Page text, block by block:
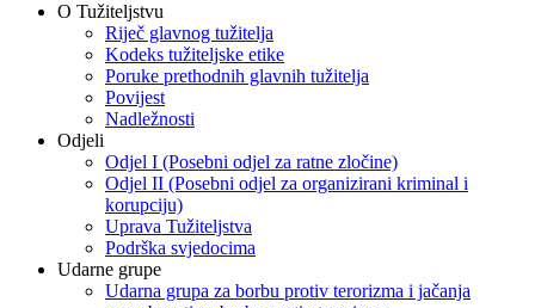
O Tužiteljstvu
Riječ glavnog tužitelja
Kodeks tužiteljske etike
Poruke prethodnih glavnih tužitelja
Povijest
Nadležnosti
Odjeli
Odjel I (Posebni odjel za ratne zločine)
Odjel II (Posebni odjel za organizirani kriminal i
korupciju)
Uprava Tužiteljstva
Podrška svjedocima
Udarne grupe
Udarna grupa za borbu protiv terorizma i jačanja